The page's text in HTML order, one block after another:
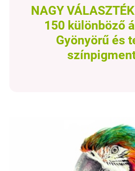
NAGY VÁLASZTÉK
150 különböző
Gyönyörű és